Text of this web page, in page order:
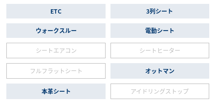
ETC 3列シート
ウォークスルー 電動シート
シートエアコン シートヒーター
フルフラットシート オットマン
本革シート アイドリングストップ